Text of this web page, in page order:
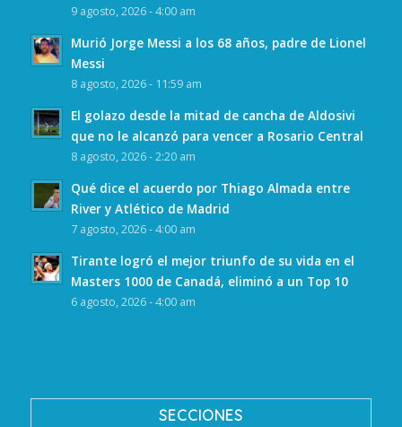
9 agosto, 2026 - 4:00 am
Murió Jorge Messi a los 68 años, padre de Lionel
Messi
8 agosto, 2026 - 11:59 am
El golazo desde la mitad de cancha de Aldosivi
que no le alcanzó para vencer a Rosario Central
8 agosto, 2026 - 2:20 am
Qué dice el acuerdo por Thiago Almada entre
River y Atlético de Madrid
7 agosto, 2026 - 4:00 am
Tirante logró el mejor triunfo de su vida en el
Masters 1000 de Canadá, eliminó a un Top 10
6 agosto, 2026 - 4:00 am
SECCIONES